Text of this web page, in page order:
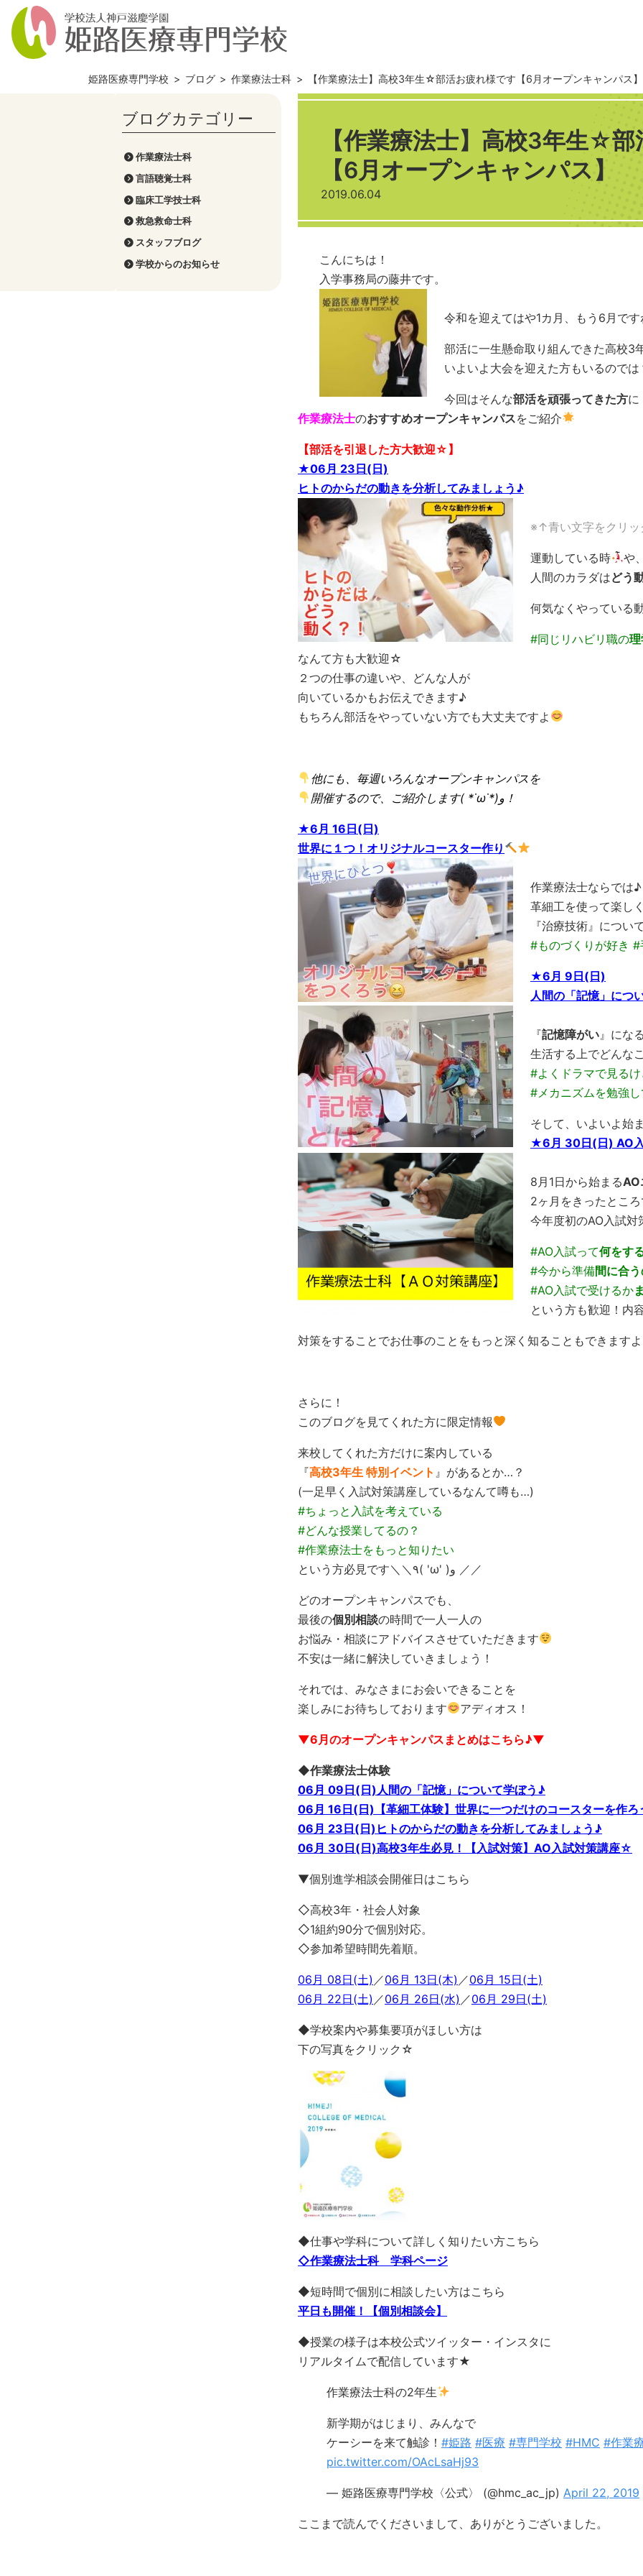
姫路医療専門学校 > ブログ > 作業療法士科 > 【作業療法士】高校3年生☆部活お疲れ様です【6月オープンキャンパス】
作業療法士科
言語聴覚士科
臨床工学技士科
救急救命士科
スタッフブログ
学校からのお知らせ
【作業療法士】高校3年生☆
【6月オープンキャンパス】
2019.06.04
こんにちは！
入学事務局の藤井です。
令和を迎えてはや1カ月、もう6月です
部活に一生懸命取り組んできた高校3
いよいよ大会を迎えた方もいるのでは
今回はそんな部活を頑張ってきた方に
作業療法士のおすすめオープンキャンパスをご紹介
【部活を引退した方大歓迎☆】
★06月 23日(日)
ヒトのからだの動きを分析してみましょう♪
※↑青い文字をクリッ
運動している時
や
人間のカラダはどう
何気なくやっている
#同じリハビリ職の
なんて方も大歓迎☆
２つの仕事の違いや、どんな人が
向いているかもお伝えできます♪
もちろん部活をやっていない方でも大丈夫ですよ
他にも、毎週いろんなオープンキャンパスを
開催するので、ご紹介します( *˙ω˙*)و！
★6月 16日(日)
世界に１つ！オリジナルコースター作り
作業療法士ならでは♪
革細工を使って楽し
『治療技術』につい
#ものづくりが好き
★6月 9日(日)
人間の「記憶」につ
『記憶障がい 』にな
生活する上でどんな
#よくドラマで見る
#メカニズムを勉強
そして、いよいよ始
★6月 30日(日) AO
8月1日から始まるAO
2ヶ月をきったとこ
今年度初のAO入試
#AO入試って何をす
#今から準備間に合
#AO入試で受けるか
という方も歓迎！内
対策をすることでお仕事のことをもっと深く知ることもできます
さらに！
このブログを見てくれた方に限定情報
来校してくれた方だけに案内している
『高校3年生 特別イベント 』があるとか…？
(一足早く入試対策講座しているなんて噂も…)
#ちょっと入試を考えている
#どんな授業してるの？
#作業療法士をもっと知りたい
という方必見です＼＼٩( 'ω' )و ／／
どのオープンキャンパスでも、
最後の個別相談の時間で一人一人の
お悩み・相談にアドバイスさせていただきます
不安は一緒に解決していきましょう！
それでは、みなさまにお会いできることを
楽しみにお待ちしております
アディオス！
▼6月のオープンキャンパスまとめはこちら♪▼
◆作業療法士体験
06月 09日(日)人間の「記憶」について学ぼう♪
06月 16日(日)【革細工体験】世界に一つだけのコースターを作ろ
06月 23日(日)ヒトのからだの動きを分析してみましょう♪
06月 30日(日)高校3年生必見！【入試対策】AO入試対策講座☆
▼個別進学相談会開催日はこちら
◇高校3年・社会人対象
◇1組約90分で個別対応。
◇参加希望時間先着順。
06月 08日(土) ／06月 13日(木) ／06月 15日(土)
06月 22日(土) ／06月 26日(水) ／06月 29日(土)
◆学校案内や募集要項がほしい方は
下の写真をクリック☆
◆仕事や学科について詳しく知りたい方こちら
◇作業療法士科 学科ページ
◆短時間で個別に相談したい方はこちら
平日も開催！【個別相談会】
◆授業の様子は本校公式ツイッター・インスタに
リアルタイムで配信しています★
作業療法士科の2年生
新学期がはじまり、みんなで
ケーシーを来て触診！ #姫路 #医療 #専門学校 #HMC #作業
pic.twitter.com/OAcLsaHj93
— 姫路医療専門学校〈公式〉 (@hmc_ac_jp) April 22, 2019
ここまで読んでくださいまして、ありがとうございました。